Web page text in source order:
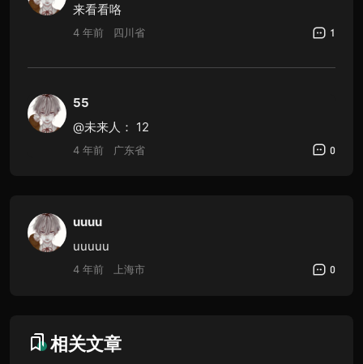
来看看咯
4 年前 四川省 1
55
@未来人： 12
4 年前 广东省 0
uuuu
uuuuu
4 年前 上海市 0
相关文章